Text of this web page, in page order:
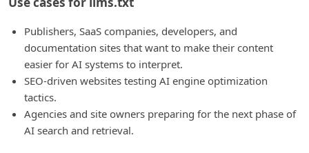
Publishers, SaaS companies, developers, and
documentation sites that want to make their content
easier for AI systems to interpret.
SEO-driven websites testing AI engine optimization
tactics.
Agencies and site owners preparing for the next phase of
AI search and retrieval.